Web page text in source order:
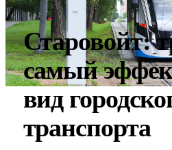
Старовойт:
самый
вид
транспорта